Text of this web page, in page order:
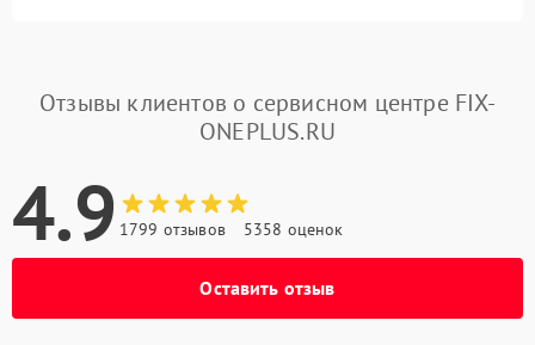
Отзывы клиентов о сервисном центре FIX-
ONEPLUS.RU
4.9 1799 отзывов 5358 оценок
Оставить отзыв